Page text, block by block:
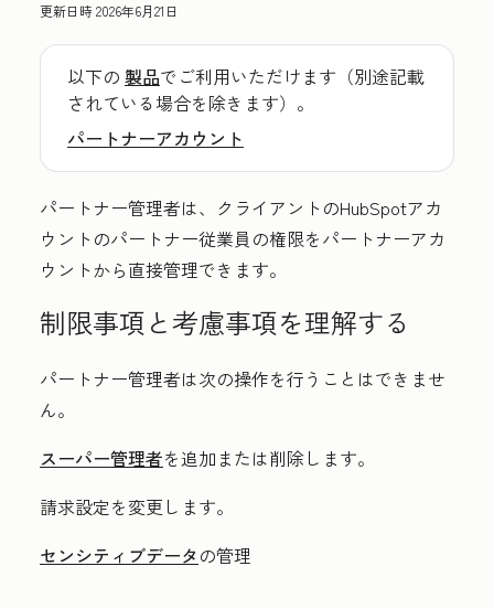
更新日時2026年6月21日
以下の 製品でご利用いただけます（別途記載
されている場合を除きます）。
パートナーアカウント
パートナー管理者は、クライアントのHubSpotアカ
ウントのパートナー従業員の権限をパートナーアカ
ウントから直接管理できます。
制限事項と考慮事項を理解する
パートナー管理者は次の操作を行うことはできませ
ん。
スーパー管理者を追加または削除します。
請求設定を変更します。
センシティブデータ の管理